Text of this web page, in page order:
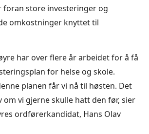
foran store investeringer og
omkostninger knyttet til
har over flere år arbeidet for å få
for helse og skole.
planen får vi nå til høsten. Det
om vi gjerne skulle hatt den før, sier
ordførerkandidat, Hans Olav